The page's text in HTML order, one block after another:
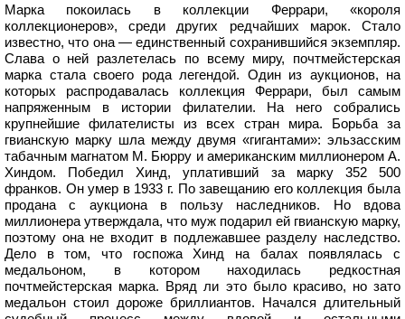
Марка покоилась в коллекции Феррари, «короля
коллекционеров», среди других редчайших марок. Стало
известно, что она — единственный сохранившийся экземпляр.
Слава о ней разлетелась по всему миру, почтмейстерская
марка стала своего рода легендой. Один из аукционов, на
которых распродавалась коллекция Феррари, был самым
напряженным в истории филателии. На него собрались
крупнейшие филателисты из всех стран мира. Борьба за
гвианскую марку шла между двумя «гигантами»: эльзасским
табачным магнатом М. Бюрру и американским миллионером А.
Хиндом. Победил Хинд, уплативший за марку 352 500
франков. Он умер в 1933 г. По завещанию его коллекция была
продана с аукциона в пользу наследников. Но вдова
миллионера утверждала, что муж подарил ей гвианскую марку,
поэтому она не входит в подлежавшее разделу наследство.
Дело в том, что госпожа Хинд на балах появлялась с
медальоном, в котором находилась редкостная
почтмейстерская марка. Вряд ли это было красиво, но зато
медальон стоил дороже бриллиантов. Начался длительный